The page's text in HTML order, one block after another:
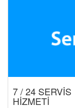
7 / 24 SERVİS
HİZMETİ